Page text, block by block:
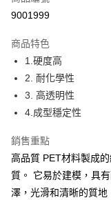
LINE Pay
街口支付
悠遊付
Google Pay
AFTEE先享後付
相關說明
AFTEE先享後付是「在
便利好安心！
9001999
商品特色
1.硬度高
2. 耐化學性
3. 高透明性
4.成型穩定性
銷售重點
高品質 PET材料製成
質。 它易於建模，具
澤，光滑和清晰的質地